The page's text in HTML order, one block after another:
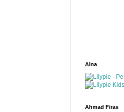
Aina
Ahmad Firas